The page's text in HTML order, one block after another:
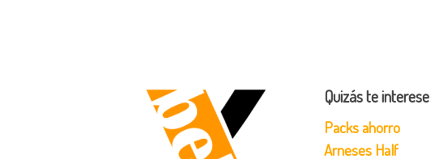
Quizás te interese
Packs ahorro
Arneses Half